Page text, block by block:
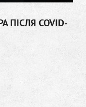
ПІСЛЯ COVID-